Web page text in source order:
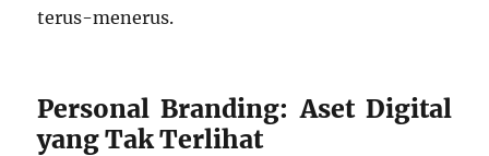
terus-menerus.
Personal Branding: Aset Digital
yang Tak Terlihat